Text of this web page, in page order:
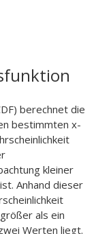
berechnet die
bestimmten x-
kleiner
Anhand dieser
als ein
Werten liegt.